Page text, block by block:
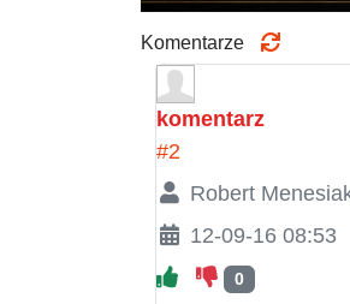
Komentarze
komentarz
#2
Robert
12-09-16 08:53
0